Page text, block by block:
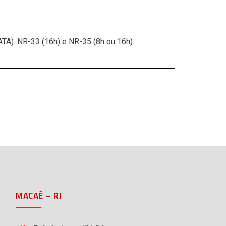
NR-33 (16h) e NR-35 (8h ou 16h).
MACAÉ – RJ